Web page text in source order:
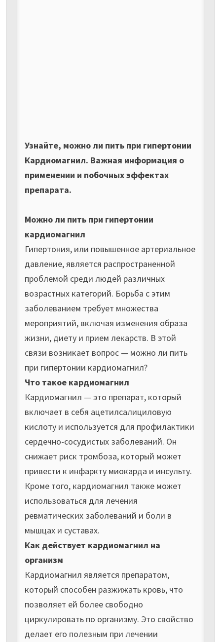
Узнайте, можно ли пить при гипертонии
Кардиомагнил. Важная информация о
применении и побочных эффектах
препарата.
Можно ли пить при гипертонии
кардиомагнил
Гипертония, или повышенное артериальное
давление, является распространенной
проблемой среди людей различных
возрастных категорий. Борьба с этим
заболеванием требует множества
мероприятий, включая изменения образа
жизни, диету и прием лекарств. В этой
связи возникает вопрос — можно ли пить
при гипертонии кардиомагнил?
Что такое кардиомагнил
Кардиомагнил — это препарат, который
включает в себя ацетилсалициловую
кислоту и используется для профилактики
сердечно-сосудистых заболеваний. Он
снижает риск тромбоза, который может
привести к инфаркту миокарда и инсульту.
Кроме того, кардиомагнил также может
использоваться для лечения
ревматических заболеваний и боли в
мышцах и суставах.
Как действует кардиомагнил на
организм
Кардиомагнил является препаратом,
который способен разжижать кровь, что
позволяет ей более свободно
циркулировать по организму. Это свойство
делает его полезным при лечении